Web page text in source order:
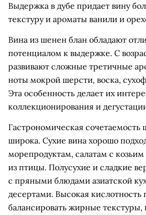
Выдержка в дубе придает вину
текстуру и ароматы ванили и
Вина из шенен блан обладают
потенциалом к выдержке. С
развивают сложные третичные
ноты мокрой шерсти, воска,
Эта особенность делает их
коллекционирования и
Гастрономическая сочетаемость
широка. Сухие вина хорошо
морепродуктам, салатам с
из птицы. Полусухие и сладкие
с пряными блюдами азиатской
десертами. Высокая кислотность
балансировать жирные